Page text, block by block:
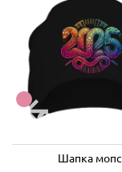
Шапка мопс